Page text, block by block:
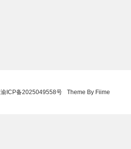
渝ICP备2025049558号 Theme By Fiime